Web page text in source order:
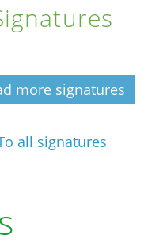
more signatures
all signatures